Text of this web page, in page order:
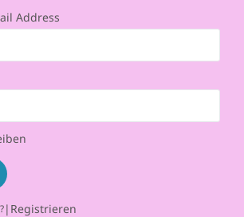
Address
| Registrieren